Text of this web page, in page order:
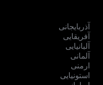
آذربایجانی
آفریقایی
آلبانیایی
آلمانی
ارمنی
استونیایی